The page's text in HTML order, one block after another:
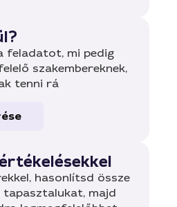
feladatot, mi pedig
szakembereknek,
tenni rá
hasonlítsd össze
tapasztalukat, majd